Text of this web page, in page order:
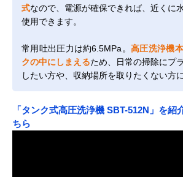
式なので、電源が確保できれば、近くに
使用できます。
常用吐出圧力は約6.5MPa。高圧洗浄機
クの中にしまえるため、日常の掃除にプ
したい方や、収納場所を取りたくない方
「タンク式高圧洗浄機 SBT-512N」を紹
ちら